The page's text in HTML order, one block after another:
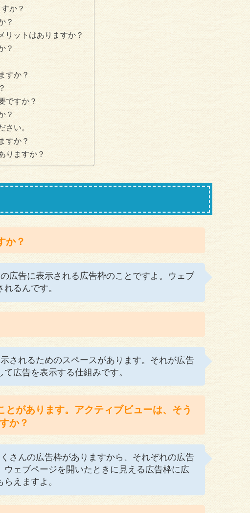
か？
？
リットはありますか？
？
すか？
ですか？
？
さい。
すか？
りますか？
か？
広告に表示される広告枠のことですよ。ウェブ
るんです。
されるためのスペースがあります。それが広告
広告を表示する仕組みです。
があります。アクティブビューは、そう
か？
さんの広告枠がありますから、それぞれの広告
ェブページを開いたときに見える広告枠に広
えますよ。